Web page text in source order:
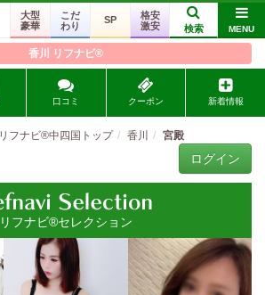
大型
豪華
こだ
わり
SP
格安
激安
検索 MENU
香川 リフナビ®
口コミ クーポン 新着情報
リフナビ®中四国トップ 香川 宮殿
ログイン
リフナビ®セレクション